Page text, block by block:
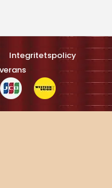
Integritetspolicy
feller people and search